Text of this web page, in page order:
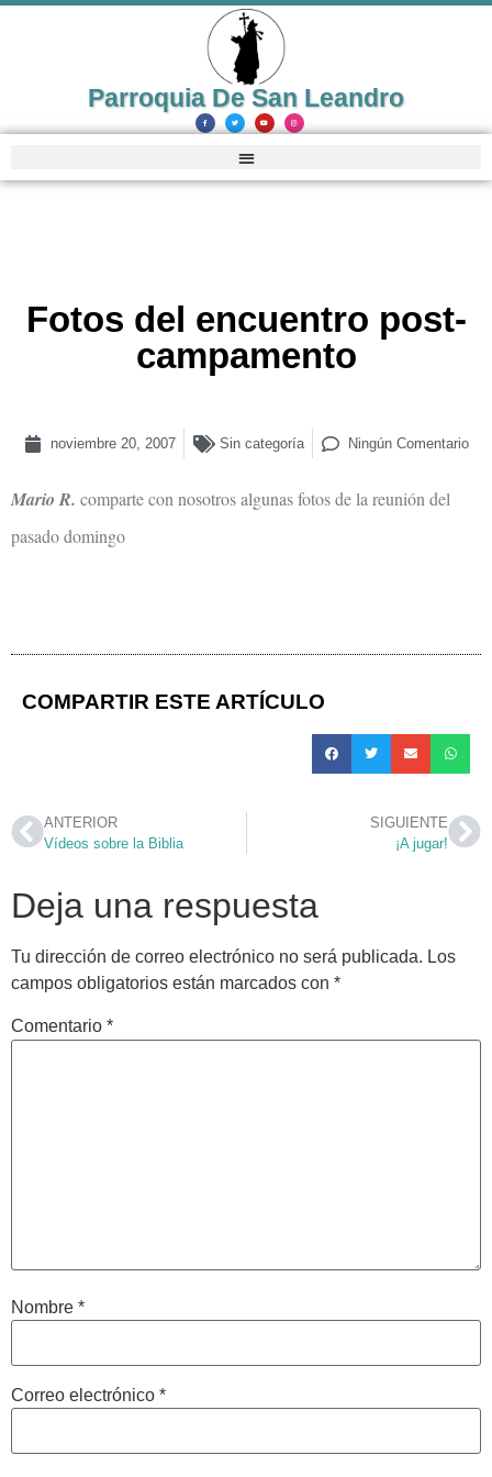
Parroquia De San Leandro
Fotos del encuentro post-
campamento
noviembre 20, 2007 Sin categoría Ningún Comentario
Mario R. comparte con nosotros algunas fotos de la reunión del
pasado domingo
COMPARTIR ESTE ARTÍCULO
ANTERIOR
Vídeos sobre la Biblia
SIGUIENTE
¡A jugar!
Deja una respuesta
Tu dirección de correo electrónico no será publicada. Los
campos obligatorios están marcados con *
Comentario *
Nombre *
Correo electrónico *